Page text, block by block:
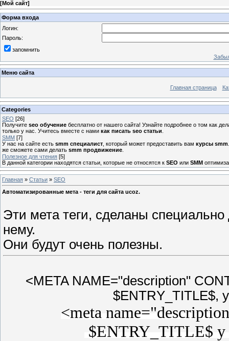
[Мой сайт]
Форма входа
Логин:
Пароль:
запомнить
Меню сайта
Главная страница
Categories
SEO [26]
Получите seo обучение бесплатно от нашего сайта! Узнайте подробнее о том как
только у нас. Учитесь вместе с нами как писать seo статьи
SMM [7]
У нас на сайте есть smm специалист , который может предоставить вам курсы smm
же сможете сами делать smm продвижение
Полезное для чтения [5]
В данной категории находятся статьи, которые не относятся к SEO или SMM
Главная » Статьи » SEO
Автоматизированные мета - теги для сайта ucoz.
Эти мета теги, сделаны
нему.
Они будут очень полезны.
<META NAME="description"
$ENTRY_TITLE$,
<meta
$ENTRY_TITLE$ у